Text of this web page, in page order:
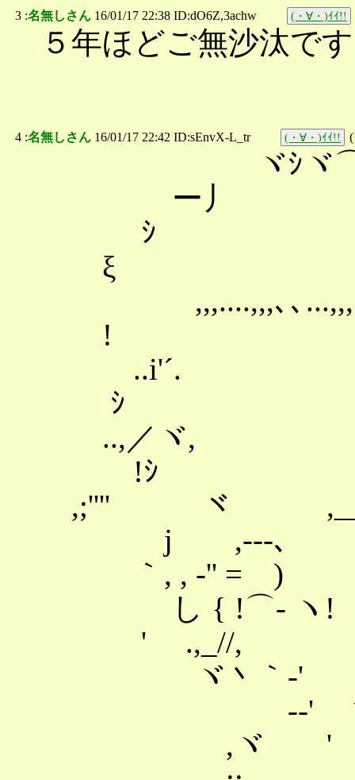
3 :名無しさん 16/01/17 22:38 ID:dO6Z,3achw (・∀・)ｲｲ!!
５年ほどご無沙汰です
4 :名無しさん 16/01/17 22:42 ID:sEnvX-L_tr (・∀・)ｲｲ!! (
ヾｼヾ⌒ｼ
ー丿
ｼ
ξ ゞ
,,,....,,,､､
!
..i'´. ヾ'''
ｼ
..,／
!ｼ
,;'''' ヾ
j ,-‐-､ i
｀, , ‐''
し { !⌒-
' .,_//
ヾ丶｀-
-‐'
,ヾ '